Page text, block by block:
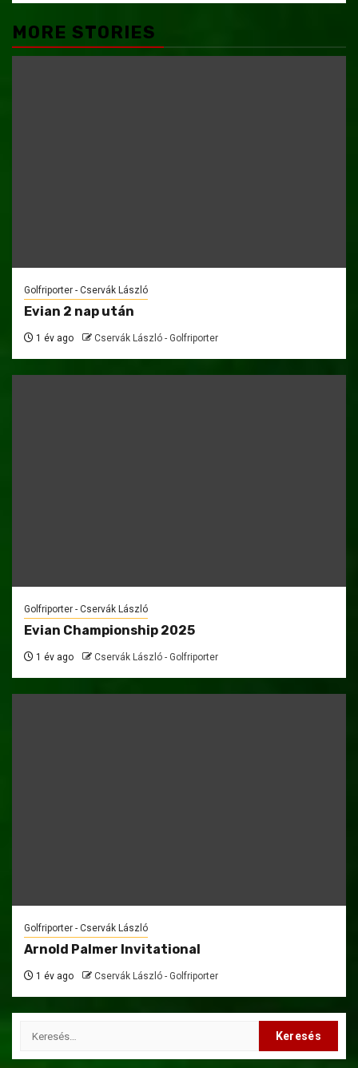
MORE STORIES
Golfriporter - Cservák László
Evian 2 nap után
1 év ago Cservák László - Golfriporter
Golfriporter - Cservák László
Evian Championship 2025
1 év ago Cservák László - Golfriporter
Golfriporter - Cservák László
Arnold Palmer Invitational
1 év ago Cservák László - Golfriporter
Keresés: